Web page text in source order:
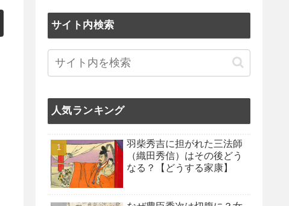
サイト内検索
人気ランキング
羽柴秀吉に担がれた三法師
（織田秀信）はその後どう
なる？【どうする家康】